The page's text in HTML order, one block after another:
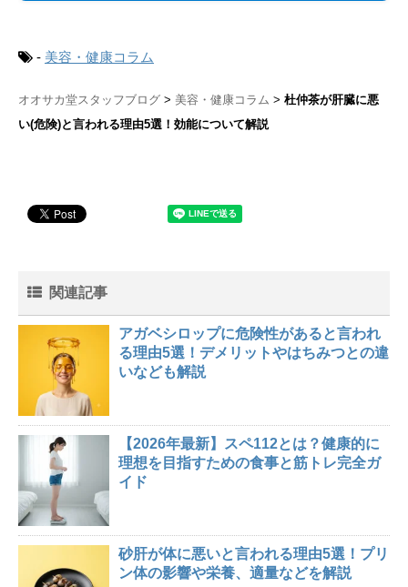
- 美容・健康コラム
オオサカ堂スタッフブログ 美容・健康コラム
杜仲茶が肝臓に悪
い(危険)と言われる理由5選！効能について解説
関連記事
アガベシロップに危険性があると言われ
る理由5選！デメリットやはちみつとの違
いなども解説
【2026年最新】スペ112とは？健康的に
理想を目指すための食事と筋トレ完全ガ
イド
砂肝が体に悪いと言われる理由5選！プリ
ン体の影響や栄養、適量などを解説